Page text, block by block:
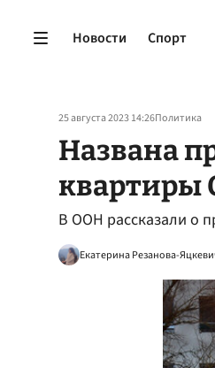
Новости Спорт
25 августа 2023 14:26Политика
Названа
квартиры
В ООН рассказали о
Екатерина Резанова-